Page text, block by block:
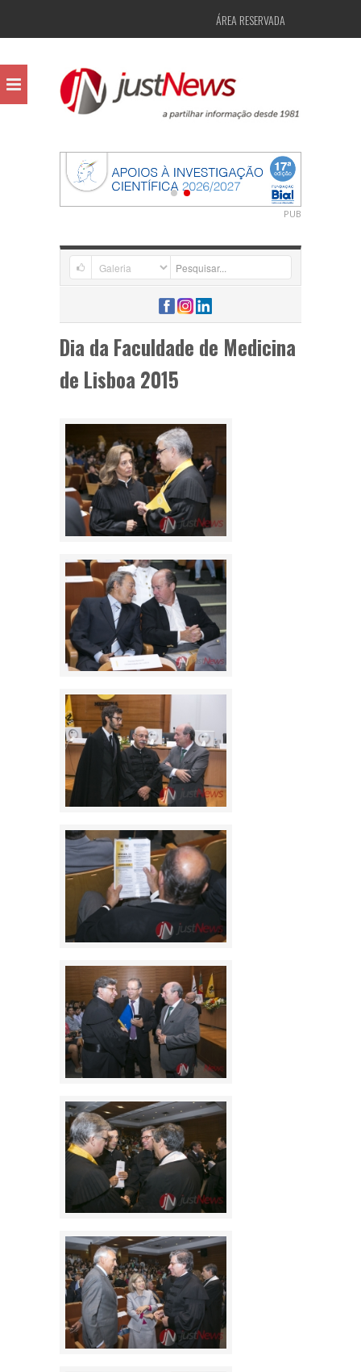
ÁREA RESERVADA
PUB
Dia da Faculdade de Medicina
de Lisboa 2015